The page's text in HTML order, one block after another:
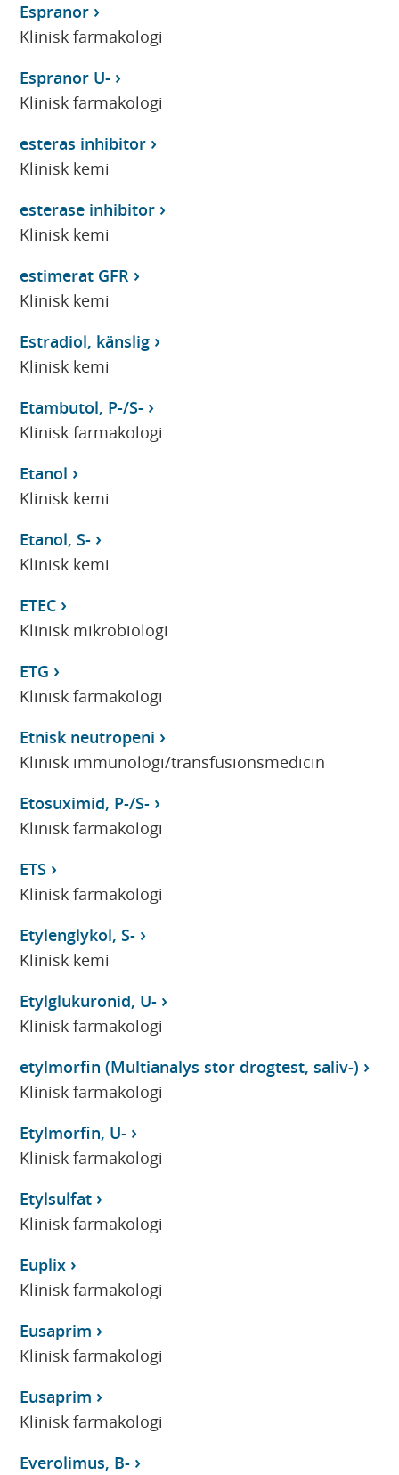
Espranor
Klinisk farmakologi
Espranor U-
Klinisk farmakologi
esteras inhibitor
Klinisk kemi
esterase inhibitor
Klinisk kemi
estimerat GFR
Klinisk kemi
Estradiol, känslig
Klinisk kemi
Etambutol, P-/S-
Klinisk farmakologi
Etanol
Klinisk kemi
Etanol, S-
Klinisk kemi
ETEC
Klinisk mikrobiologi
ETG
Klinisk farmakologi
Etnisk neutropeni
Klinisk immunologi/transfusionsmedicin
Etosuximid, P-/S-
Klinisk farmakologi
ETS
Klinisk farmakologi
Etylenglykol, S-
Klinisk kemi
Etylglukuronid, U-
Klinisk farmakologi
etylmorfin (Multianalys stor drogtest, saliv-)
Klinisk farmakologi
Etylmorfin, U-
Klinisk farmakologi
Etylsulfat
Klinisk farmakologi
Euplix
Klinisk farmakologi
Eusaprim
Klinisk farmakologi
Eusaprim
Klinisk farmakologi
Everolimus, B-